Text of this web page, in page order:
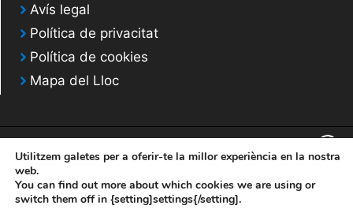
Avís legal
Política de privacitat
Política de cookies
Mapa del Lloc
© 2020 Web desarrollada por el Servicio de Informática de Diputación de
Alicante
Utilitzem galetes per a oferir-te la millor experiència en la nostra
web.
You can find out more about which cookies we are using or
switch them off in {setting]settings{/setting].